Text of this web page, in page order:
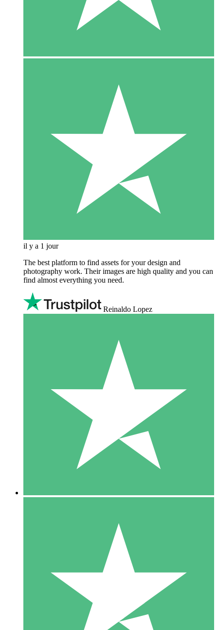
il y a 1 jour
The best platform to find assets for your design and
photography work. Their images are high quality and you can
find almost everything you need.
Reinaldo Lopez